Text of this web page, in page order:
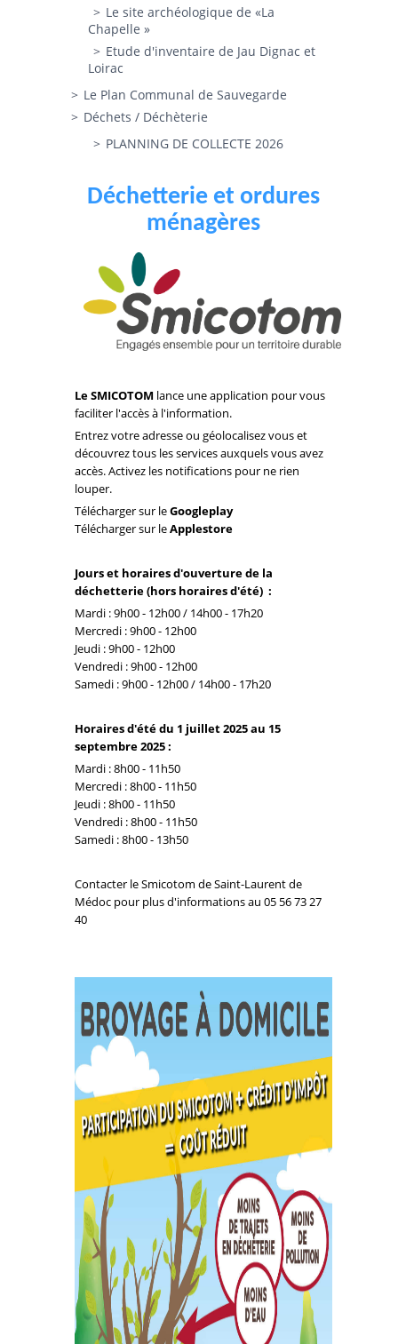
Le site archéologique de «La
Chapelle »
Etude d'inventaire de Jau Dignac et
Loirac
Le Plan Communal de Sauvegarde
Déchets / Déchèterie
PLANNING DE COLLECTE 2026
Déchetterie et ordures
ménagères
Le SMICOTOM lance une application pour vous
faciliter l'accès à l'information.
Entrez votre adresse ou géolocalisez vous et
découvrez tous les services auxquels vous avez
accès. Activez les notifications pour ne rien
louper.
Télécharger sur leGoogleplay
Télécharger sur leApplestore
Jours et horaires d'ouverture de la
déchetterie (hors horaires d'été) :
Mardi : 9h00 - 12h00 / 14h00 - 17h20
Mercredi : 9h00 - 12h00
Jeudi : 9h00 - 12h00
Vendredi : 9h00 - 12h00
Samedi : 9h00 - 12h00 / 14h00 - 17h20
Horaires d'été du 1 juillet 2025 au 15
septembre 2025 :
Mardi : 8h00 - 11h50
Mercredi : 8h00 - 11h50
Jeudi : 8h00 - 11h50
Vendredi : 8h00 - 11h50
Samedi : 8h00 - 13h50
Contacter le Smicotom de Saint-Laurent de
Médoc pour plus d'informations au 05 56 73 27
40